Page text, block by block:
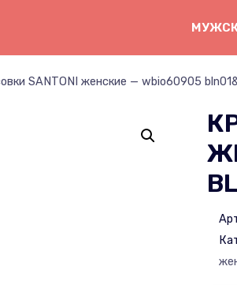
SANTONI женские — wbio60905